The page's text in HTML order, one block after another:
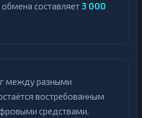
составляет 3 000
между разными
востребованным
средствами.